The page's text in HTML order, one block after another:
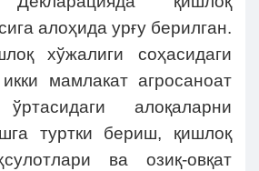
алоҳида урғу берилган.
хўжалиги соҳасидаги
мамлакат агросаноат
алоқаларни
туртки бериш, қишлоқ
ва озиқ-овқат